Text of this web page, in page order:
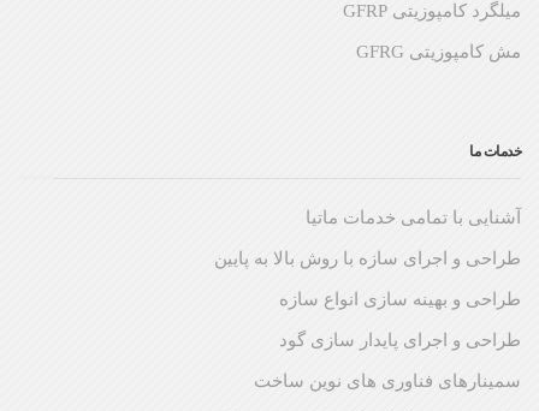
میلگرد کامپوزیتی GFRP
مش کامپوزیتی GFRG
خدمات ما
آشنایی با تمامی خدمات ماتیا
طراحی و اجرای سازه با روش بالا به پایین
طراحی و بهینه سازی انواع سازه
طراحی و اجرای پایدار سازی گود
سمینارهای فناوری های نوین ساخت